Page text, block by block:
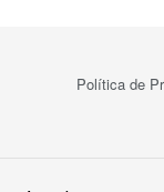
Política de